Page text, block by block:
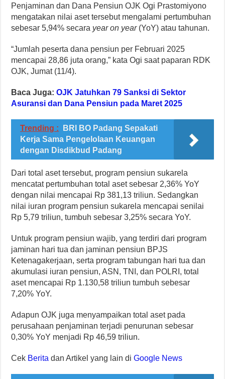
Penjaminan dan Dana Pensiun OJK Ogi Prastomiyono
mengatakan nilai aset tersebut mengalami pertumbuhan
sebesar 5,94% secara year on year(YoY) atau tahunan.
“Jumlah peserta dana pensiun per Februari 2025
mencapai 28,86 juta orang,” kata Ogi saat paparan RDK
OJK, Jumat (11/4).
Baca Juga:OJK Jatuhkan 79 Sanksi di Sektor
Asuransi dan Dana Pensiun pada Maret 2025
Trending :
BRI BO Padang Sepakati
Kerja Sama Pengelolaan Keuangan
dengan Disdikbud Padang
Dari total aset tersebut, program pensiun sukarela
mencatat pertumbuhan total aset sebesar 2,36% YoY
dengan nilai mencapai Rp 381,13 triliun. Sedangkan
nilai iuran program pensiun sukarela mencapai senilai
Rp 5,79 triliun, tumbuh sebesar 3,25% secara YoY.
Untuk program pensiun wajib, yang terdiri dari program
jaminan hari tua dan jaminan pensiun BPJS
Ketenagakerjaan, serta program tabungan hari tua dan
akumulasi iuran pensiun, ASN, TNI, dan POLRI, total
aset mencapai Rp 1.130,58 triliun tumbuh sebesar
7,20% YoY.
Adapun OJK juga menyampaikan total aset pada
perusahaan penjaminan terjadi penurunan sebesar
0,30% YoY menjadi Rp 46,59 triliun.
Cek Berita dan Artikel yang lain diGoogle News